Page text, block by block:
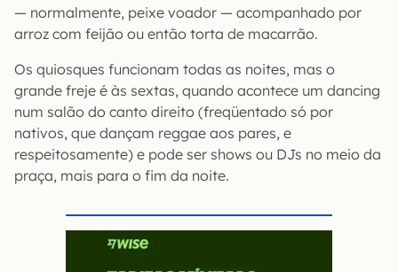
— normalmente, peixe voador — acompanhado por
arroz com feijão ou então torta de macarrão.
Os quiosques funcionam todas as noites, mas o
grande freje é às sextas, quando acontece um dancing
num salão do canto direito (freqüentado só por
nativos, que dançam reggae aos pares, e
respeitosamente) e pode ser shows ou DJs no meio da
praça, mais para o fim da noite.